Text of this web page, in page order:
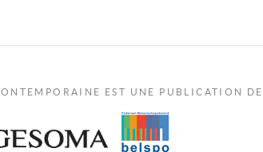
EST UNE PUBLICATION DE